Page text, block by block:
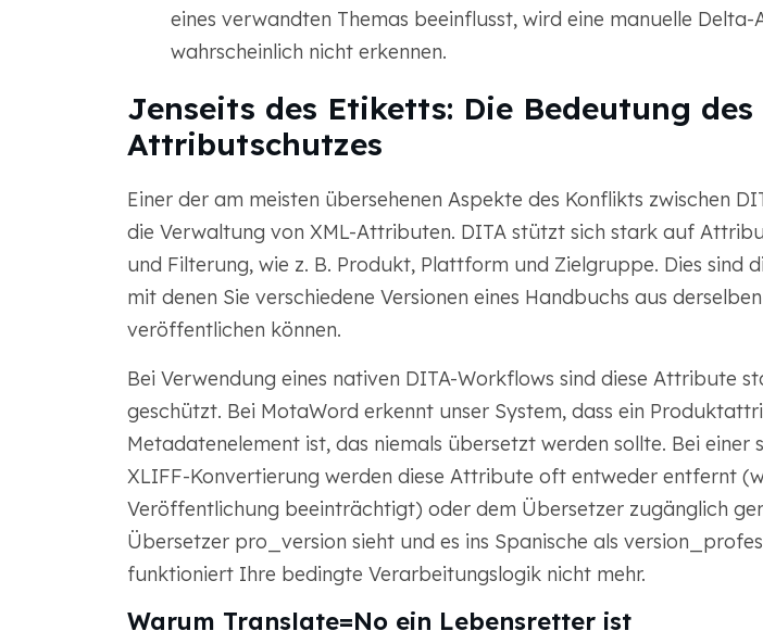
eines verwandten Themas beeinflusst, wird eine manuelle Delta-
wahrscheinlich nicht erkennen.
Jenseits des Etiketts: Die Bedeutung des
Attributschutzes
Einer der am meisten übersehenen Aspekte des Konflikts zwischen
die Verwaltung von XML-Attributen. DITA stützt sich stark auf
und Filterung, wie z. B. Produkt, Plattform und Zielgruppe. Dies sind
mit denen Sie verschiedene Versionen eines Handbuchs aus
veröffentlichen können.
Bei Verwendung eines nativen DITA-Workflows sind diese Attribute
geschützt. Bei MotaWord erkennt unser System, dass ein
Metadatenelement ist, das niemals übersetzt werden sollte. Bei einer
XLIFF-Konvertierung werden diese Attribute oft entweder entfernt
Veröffentlichung beeinträchtigt) oder dem Übersetzer zugänglich
Übersetzer pro_version sieht und es ins Spanische als
funktioniert Ihre bedingte Verarbeitungslogik nicht mehr.
Warum Translate=No ein Lebensretter ist